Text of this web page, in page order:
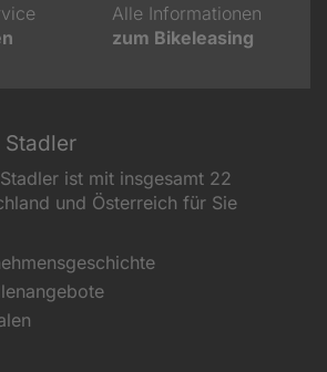
Alle Informationen
zum Bikeleasing
ist mit insgesamt 22
und Österreich für Sie